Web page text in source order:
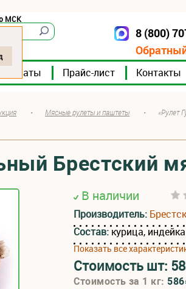
МСК
Прайс-лист Контакты
8 (800)
• Мясные рулеты и паштеты • «Рулет
Брестский
В наличии
Производитель:
Состав: курица, индейка
Показать все
Стоимость шт:
Стоимость за 1 кг: